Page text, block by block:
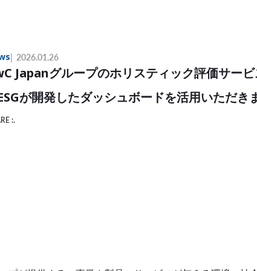
2026.01.26
Japanグループのホリスティック評価サービ
が開発したダッシュボードを活用いただき
:.